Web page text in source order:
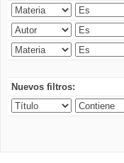
Nuevos filtros: